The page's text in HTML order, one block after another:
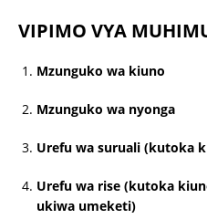
VIPIMO VYA
Mzunguko wa kiuno
Mzunguko wa nyonga
Urefu wa suruali (kutoka
Urefu wa rise (kutoka
ukiwa umeketi)